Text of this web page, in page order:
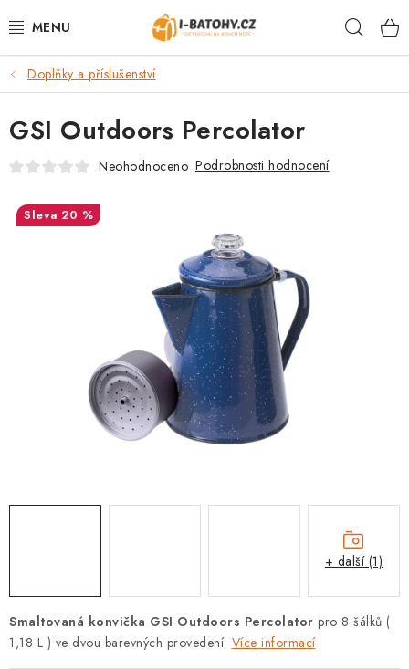
na
VÝPRODEJ %
BATOHY
TAŠKY, KABELKY
CESTOVNÍ ZAVAZADLA
DOPLŇKY A PŘÍSLUŠENSTVÍ
PODLE AKTIVITY
Doprava a platba Vše o nákupu Kontakty
Poradna
Doplňky a příslušenství
Smaltovaná konvička GSI Outdoors Percolator pro 8 šálků (
1,18 L ) ve dvou barevných provedení. Více informací
GSI Outdoors Percolator
Neohodnoceno Podrobnosti hodnocení
20 %
+ další (1)